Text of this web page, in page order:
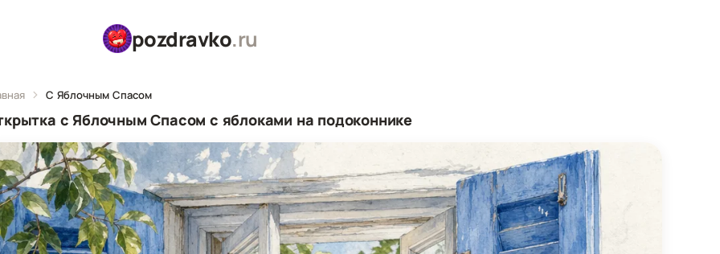
pozdravko.ru
С Яблочным Спасом
с Яблочным Спасом с яблоками на подоконнике